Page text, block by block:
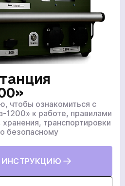
чтобы ознакомиться с
1200» к работе, правилами
транспортировки
безопасному
ИНСТРУКЦИЮ
кількох
годин
связаться с нами, нажав
телефона.
номер